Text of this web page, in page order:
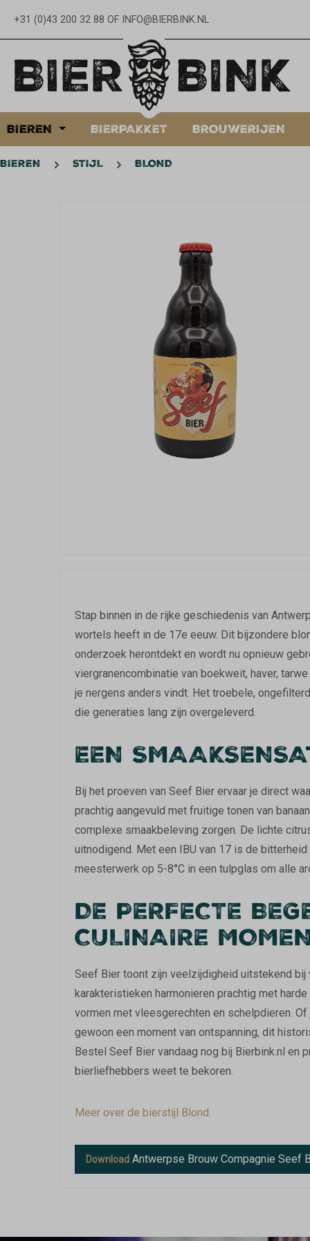
Ga naar de hoofdnavigatie
+31 (0)43 200 32 88 OF INFO@BIERBINK.NL
BIEREN BIERPAKKET BROUWERIJEN
BIEREN STIJL BLOND
Stap binnen in de rijke geschiedenis van
wortels heeft in de 17e eeuw. Dit bijzondere
onderzoek herontdekt en wordt nu opnieuw
viergranencombinatie van boekweit, haver,
je nergens anders vindt. Het troebele,
die generaties lang zijn overgeleverd.
EEN
Bij het proeven van Seef Bier ervaar je direct
prachtig aangevuld met fruitige tonen van
complexe smaakbeleving zorgen. De lichte
uitnodigend. Met een IBU van 17 is de
meesterwerk op 5-8°C in een tulpglas om alle
DE PERFECTE
CULINAIRE
Seef Bier toont zijn veelzijdigheid uitstekend
karakteristieken harmonieren prachtig met
vormen met vleesgerechten en schelpdieren.
gewoon een moment van ontspanning, dit
Bestel Seef Bier vandaag nog bij Bierbink.nl
bierliefhebbers weet te bekoren.
Meer over de bierstijl Blond.
Download Antwerpse Brouw Compagnie Seef